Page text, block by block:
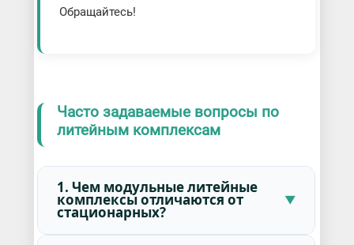
Обращайтесь!
Часто задаваемые вопросы по
литейным комплексам
1. Чем модульные литейные
комплексы отличаются от
стационарных?